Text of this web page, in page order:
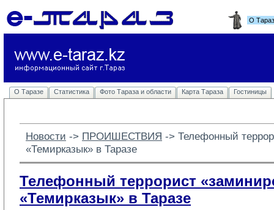
О
О Таразе Статистика Фото Тараза и области Карта Тараза Гостиницы
Новости -> ПРОИШЕСТВИЯ -> Телефонный
«Темирказык» в Таразе
Телефонный террорист
«Темирказык» в Таразе